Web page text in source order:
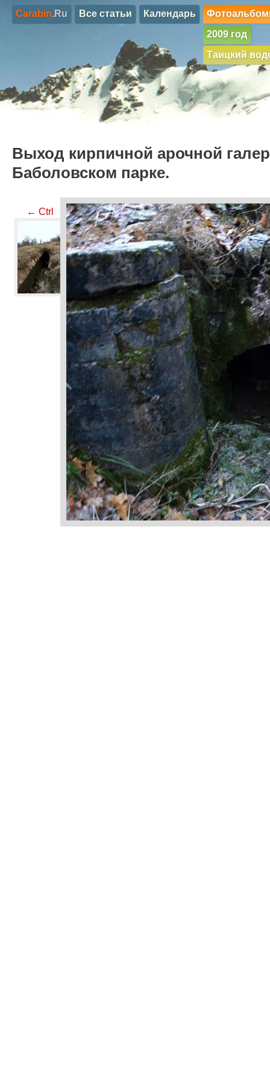
Carabin.Ru Все статьи Календарь
2009 год
Таицкий
Выход кирпичной арочной
Баболовском парке.
← Ctrl